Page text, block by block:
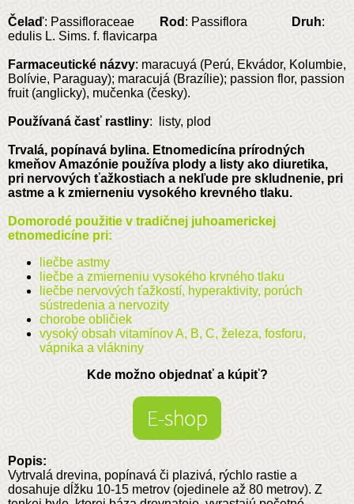
Čelaď: Passifloraceae Rod : Passiflora Druh:
edulis L. Sims. f. flavicarpa
Farmaceutické názvy: maracuyá (Perú, Ekvádor, Kolumbie,
Bolívie, Paraguay); maracujá (Brazílie); passion flor, passion
fruit (anglicky), mučenka (česky).
Používaná časť rastliny: listy, plod
Trvalá, popínavá bylina. Etnomedicína prírodných
kmeňov Amazónie používa plody a listy ako diuretika,
pri nervových ťažkostiach a nekľude pre skludnenie, pri
astme a k zmierneniu vysokého krevného tlaku.
Domorodé použitie v tradičnej juhoamerickej
etnomedicíne pri:
liečbe astmy
liečbe a zmierneniu vysokého krvného tlaku
liečbe nervových ťažkostí, hyperaktivity, porúch
sústredenia a nervozity
chorobe obličiek
vysoký obsah vitamínov A, B, C, železa, fosforu,
vápnika a vlákniny
Kde možno objednať a kúpiť?
Popis:
Vytrvalá drevina, popínavá či plazivá, rýchlo rastie a
dosahuje dĺžku 10-15 metrov (ojedinele až 80 metrov). Z